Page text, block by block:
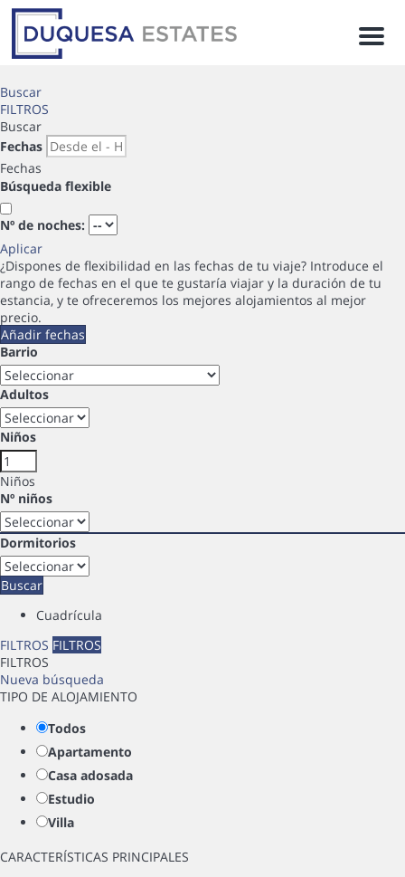
Menu
Buscar
FILTROS
Buscar
Fechas
Fechas
Búsqueda flexible
Nº de noches:
Aplicar
¿Dispones de flexibilidad en las fechas de tu viaje? Introduce el
rango de fechas en el que te gustaría viajar y la duración de tu
estancia, y te ofreceremos los mejores alojamientos al mejor
precio.
Añadir fechas
Barrio
Adultos
Niños
Niños
Nº niños
Dormitorios
Buscar
Cuadrícula
FILTROS FILTROS
FILTROS
Nueva búsqueda
TIPO DE ALOJAMIENTO
Todos
Apartamento
Casa adosada
Estudio
Villa
CARACTERÍSTICAS PRINCIPALES